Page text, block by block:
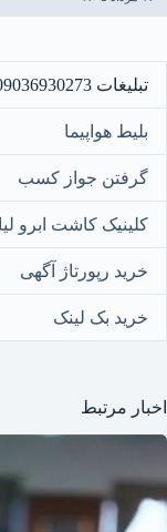
تبلیغات 09036930273
بلیط هواپیما
گرفتن جواز کسب
کلینیک کاشت ابرو
خرید رپورتاژ آگهی
خرید بک لینک
اخبار مرتبط